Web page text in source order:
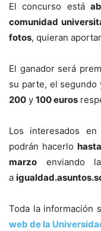
El concurso está
comunidad
fotos, quieran
El ganador será
su parte, el segundo
200 y 100 euros
Los interesados
podrán hacerlo
marzo enviando
a
Toda la información
web de la